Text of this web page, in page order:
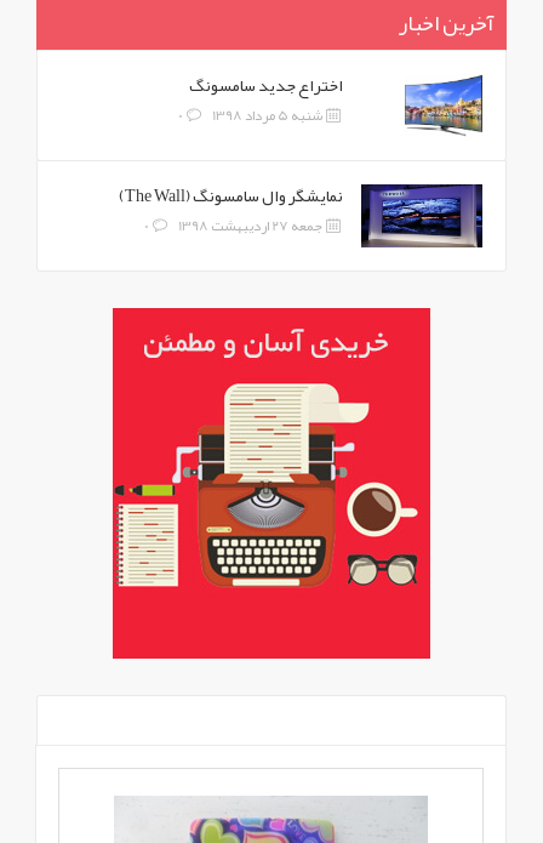
آخرین اخبار
اختراع جدید سامسونگ
شنبه 5 مرداد 1398 0
نمایشگر وال سامسونگ (The Wall)
جمعه 27 اردیبهشت 1398 0